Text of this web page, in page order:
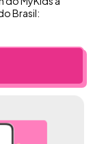
Brasil: